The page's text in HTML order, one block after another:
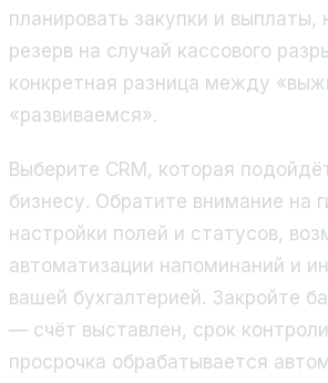
планировать закупки и выплаты,
резерв на случай кассового
конкретная разница между
«развиваемся».
Выберите CRM, которая
бизнесу. Обратите внимание на
настройки полей и статусов,
автоматизации напоминаний и
вашей бухгалтерией. Закройте
— счёт выставлен, срок
просрочка обрабатывается